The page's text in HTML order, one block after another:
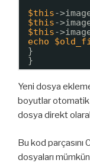
$this-
$this-
$this-
echo
}
}
Yeni dosya
boyutlar otomatik
dosya direkt
Bu kod parçasını
dosyaları